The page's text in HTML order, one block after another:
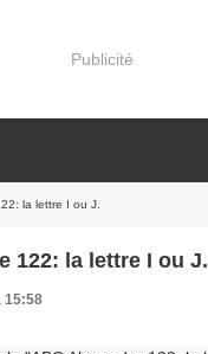
Publicité
la lettre I ou J.
122: la lettre I ou J.
15:58